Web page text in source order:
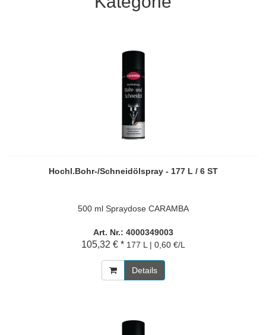
Hochl.Bohr-/Schneidölspray - 177 L / 6 ST
500 ml Spraydose CARAMBA
Art. Nr.: 4000349003
105,32 € * 177 L | 0,60 €/L
Details